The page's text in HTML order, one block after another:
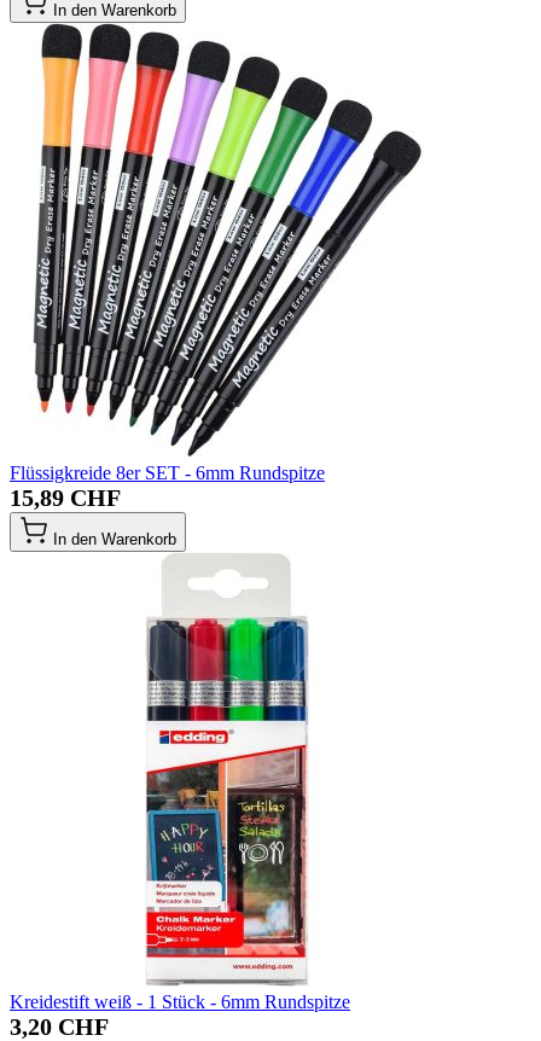
In den Warenkorb
Flüssigkreide 8er SET - 6mm Rundspitze
15,89 CHF
In den Warenkorb
Kreidestift weiß - 1 Stück - 6mm Rundspitze
3,20 CHF